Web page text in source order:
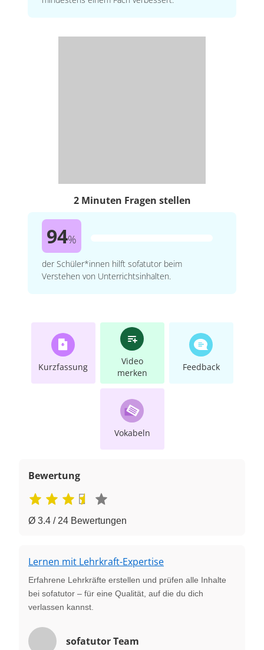
2 Minuten Fragen stellen
94%
der Schüler*innen hilft sofatutor beim
Verstehen von Unterrichtsinhalten.
Kurzfassung
Video
merken
Feedback
Vokabeln
Bewertung
Ø 3.4 / 24 Bewertungen
Lernen mit Lehrkraft-Expertise
Erfahrene Lehrkräfte erstellen und prüfen alle Inhalte
bei sofatutor – für eine Qualität, auf die du dich
verlassen kannst.
sofatutor Team